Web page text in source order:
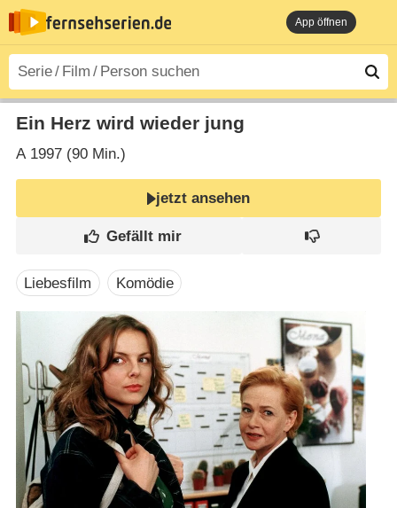
App öffnen
Ein Herz wird wieder jung
A1997 (90 Min.)
jetzt ansehen
Liebesfilm Komödie